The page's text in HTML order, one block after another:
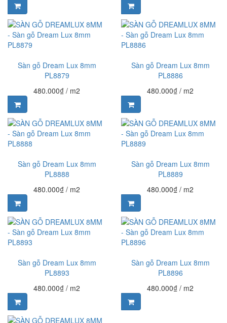
Sàn gỗ Dream Lux 8mm
PL8879
480.000₫ / m2
Sàn gỗ Dream Lux 8mm
PL8886
480.000₫ / m2
Sàn gỗ Dream Lux 8mm
PL8888
480.000₫ / m2
Sàn gỗ Dream Lux 8mm
PL8889
480.000₫ / m2
Sàn gỗ Dream Lux 8mm
PL8893
480.000₫ / m2
Sàn gỗ Dream Lux 8mm
PL8896
480.000₫ / m2